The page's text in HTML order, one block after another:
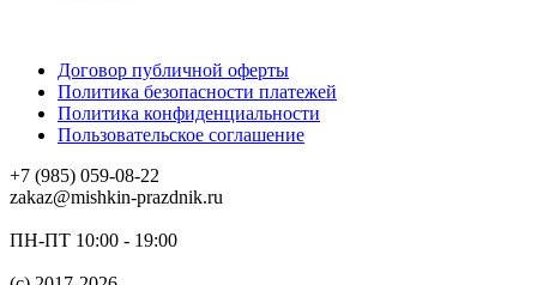
Договор публичной оферты
Политика безопасности платежей
Политика конфиденциальности
Пользовательское соглашение
+7 (985) 059-08-22
zakaz@mishkin-prazdnik.ru
ПН-ПТ 10:00 - 19:00